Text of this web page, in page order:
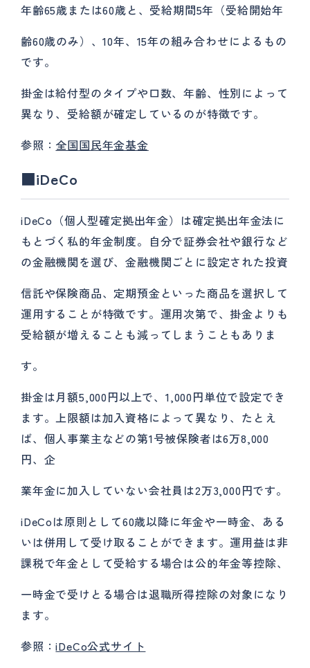
年齢65歳または60歳と、受給期間5年（受給開始年
齢60歳のみ）、10年、15年の組み合わせによるもの
です。
掛金は給付型のタイプや口数、年齢、性別によって
異なり、受給額が確定しているのが特徴です。
参照： 全国国民年金基金
■iDeCo
iDeCo（個人型確定拠出年金）は確定拠出年金法に
もとづく私的年金制度。自分で証券会社や銀行など
の金融機関を選び、金融機関ごとに設定された投資
信託や保険商品、定期預金といった商品を選択して
運用することが特徴です。運用次第で、掛金よりも
受給額が増えることも減ってしまうこともありま
す。
掛金は月額5,000円以上で、1,000円単位で設定でき
ます。上限額は加入資格によって異なり、たとえ
ば、個人事業主などの第1号被保険者は6万8,000
円、企
業年金に加入していない会社員は2万3,000円です。
iDeCoは原則として60歳以降に年金や一時金、ある
いは併用して受け取ることができます。運用益は非
課税で年金として受給する場合は公的年金等控除、
一時金で受けとる場合は退職所得控除の対象になり
ます。
参照：iDeCo公式サイト